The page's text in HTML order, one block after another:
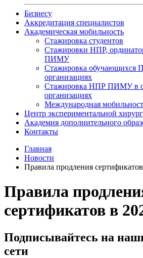
Бизнесу
Аккредитация специалистов
Академическая мобильность
Стажировка студентов
Стажировки НПР,
ПИМУ
Стажировка обучающихся
организациях
Стажировка НПР ПИМУ в
организациях
Международная
Центр экспериментальной
Академия дополнительного
Контакты
Главная
Новости
Правила продления
Правила
сертификатов в
Подписывайтесь на
сети